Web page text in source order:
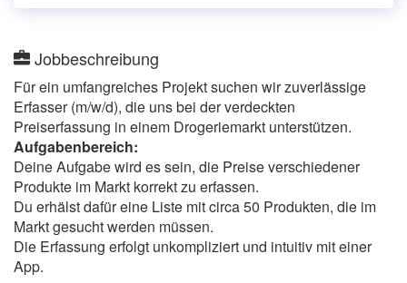
Jobbeschreibung
Für ein umfangreiches Projekt suchen wir zuverlässige
Erfasser (m/w/d), die uns bei der verdeckten
Preiserfassung in einem Drogeriemarkt unterstützen.
Aufgabenbereich:
Deine Aufgabe wird es sein, die Preise verschiedener
Produkte im Markt korrekt zu erfassen.
Du erhälst dafür eine Liste mit circa 50 Produkten, die im
Markt gesucht werden müssen.
Die Erfassung erfolgt unkompliziert und intuitiv mit einer
App.